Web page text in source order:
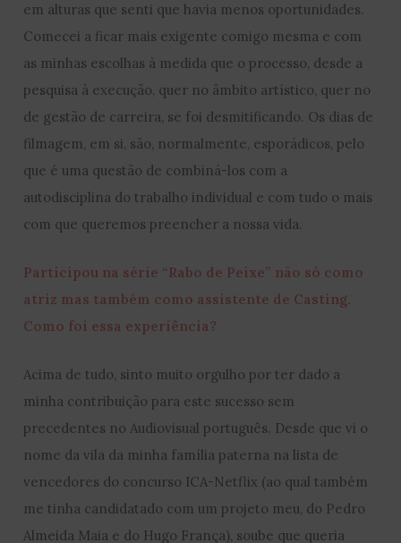
em alturas que senti que havia menos oportunidades.
Comecei a ficar mais exigente comigo mesma e com
as minhas escolhas à medida que o processo, desde a
pesquisa à execução, quer no âmbito artístico, quer no
de gestão de carreira, se foi desmitificando. Os dias de
filmagem, em si, são, normalmente, esporádicos, pelo
que é uma questão de combiná-los com a
autodisciplina do trabalho individual e com tudo o mais
com que queremos preencher a nossa vida.
Participou na série “Rabo de Peixe” não só como
atriz mas também como assistente de Casting.
Como foi essa experiência?
Acima de tudo, sinto muito orgulho por ter dado a
minha contribuição para este sucesso sem
precedentes no Audiovisual português. Desde que vi o
nome da vila da minha família paterna na lista de
vencedores do concurso ICA-Netflix (ao qual também
me tinha candidatado com um projeto meu, do Pedro
Almeida Maia e do Hugo França), soube que queria